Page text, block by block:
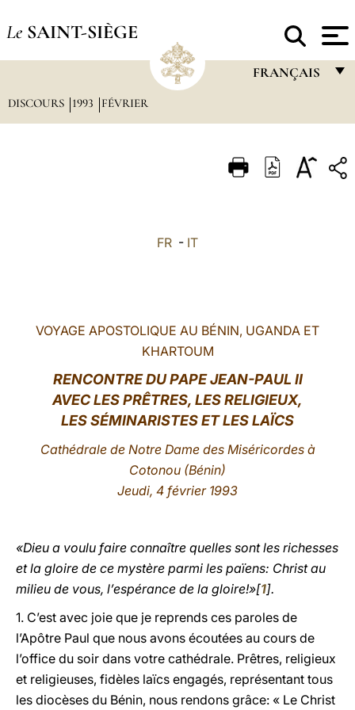
Le SAINT-SIÈGE
FRANÇAIS
ITALIANO
LATINE
DISCOURS 1993 FÉVRIER
FR - IT
VOYAGE APOSTOLIQUE AU BÉNIN, UGANDA ET
KHARTOUM
RENCONTRE DU PAPE JEAN-PAUL II
AVEC LES PRÊTRES, LES RELIGIEUX,
LES SÉMINARISTES ET LES LAÏCS
Cathédrale de Notre Dame des Miséricordes à
Cotonou (Bénin)
Jeudi, 4 février 1993
«Dieu a voulu faire connaître quelles sont les richesses
et la gloire de ce mystère parmi les païens: Christ au
milieu de vous, l’espérance de la gloire!»[1].
1. C’est avec joie que je reprends ces paroles de
l’Apôtre Paul que nous avons écoutées au cours de
l’office du soir dans votre cathédrale. Prêtres, religieux
et religieuses, fidèles laïcs engagés, représentant tous
les diocèses du Bénin, nous rendons grâce: « Le Christ